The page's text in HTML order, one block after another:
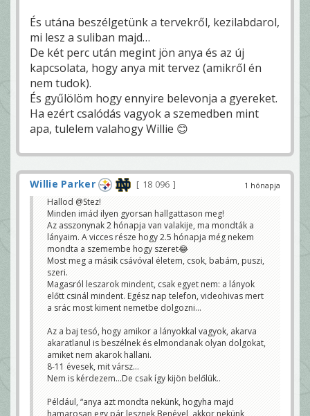
És utána beszélgetünk a tervekről, kezilabdarol,
mi lesz a suliban majd…
De két perc után megint jön anya és az új
kapcsolata, hogy anya mit tervez (amikről én
nem tudok).
És gyűlölöm hogy ennyire belevonja a gyereket.
Ha ezért csalódás vagyok a szemedben mint
apa, tulelem valahogy Willie 😊
1 hónapja
Willie Parker
18 096
Hallod @Stez!
Minden imád ilyen gyorsan hallgattason meg!
Az asszonynak 2 hónapja van valakije, ma mondták a
lányaim. A vicces része hogy 2.5 hónapja még nekem
mondta a szemembe hogy szeret😂
Most meg a másik csávóval életem, csok, babám, puszi,
szeri.
Magasról leszarok mindent, csak egyet nem: a lányok
előtt csinál mindent. Egész nap telefon, videohivas mert
a srác most kiment nemetbe dolgozni…
Az a baj tesó, hogy amikor a lányokkal vagyok, akarva
akaratlanul is beszélnek és elmondanak olyan dolgokat,
amiket nem akarok hallani.
8-11 évesek, mit vársz…
Nem is kérdezem…De csak így kijön belőlük..
Például, “anya azt mondta nekünk, hogyha majd